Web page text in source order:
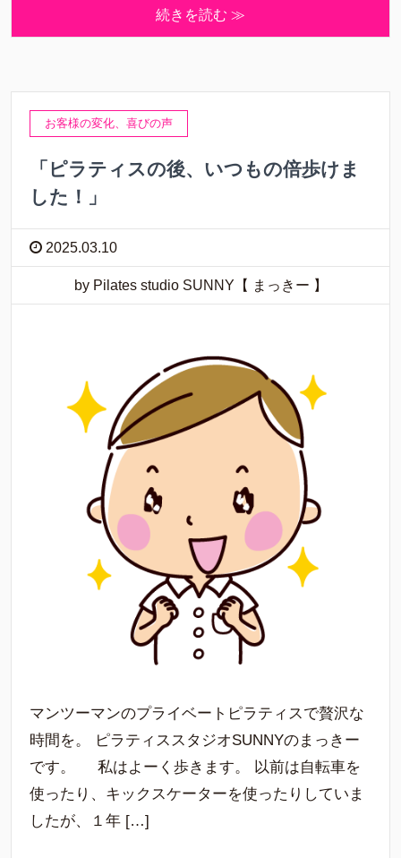
続きを読む ≫
お客様の変化、喜びの声
「ピラティスの後、いつもの倍歩けま
した！」
2025.03.10
by Pilates studio SUNNY【 まっきー 】
マンツーマンのプライベートピラティスで贅沢な
時間を。 ピラティススタジオSUNNYのまっきー
です。 私はよーく歩きます。 以前は自転車を
使ったり、キックスケーターを使ったりしていま
したが、１年 […]